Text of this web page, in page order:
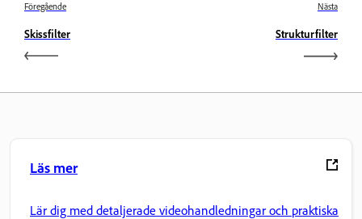
Föregående
Skissfilter
Nästa
Strukturfilter
Läs mer
Lär dig med detaljerade videohandledningar och praktiska